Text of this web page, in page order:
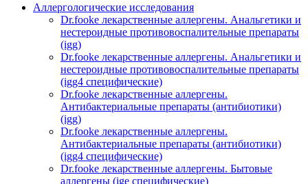
Аллергологические исследования
Dr.fooke лекарственные аллергены. Анальгетики и
нестероидные противовоспалительные препараты
(igg)
Dr.fooke лекарственные аллергены. Анальгетики и
нестероидные противовоспалительные препараты
(igg4 специфические)
Dr.fooke лекарственные аллергены.
Антибактериальные препараты (антибиотики)
(igg)
Dr.fooke лекарственные аллергены.
Антибактериальные препараты (антибиотики)
(igg4 специфические)
Dr.fooke лекарственные аллергены. Бытовые
аллергены (ige специфические)